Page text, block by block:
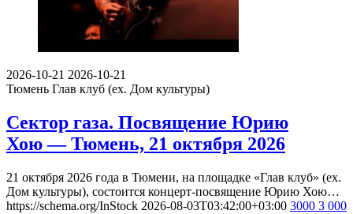
2026-10-21 2026-10-21
Тюмень Глав клуб (ex. Дом культуры)
Сектор газа. Посвящение Юрию
Хою — Тюмень, 21 октября 2026
21 октября 2026 года в Тюмени, на площадке «Глав клуб» (ex.
Дом культуры), состоится концерт-посвящение Юрию Хою…
https://schema.org/InStock 2026-08-03T03:42:00+03:00 3000 3 000